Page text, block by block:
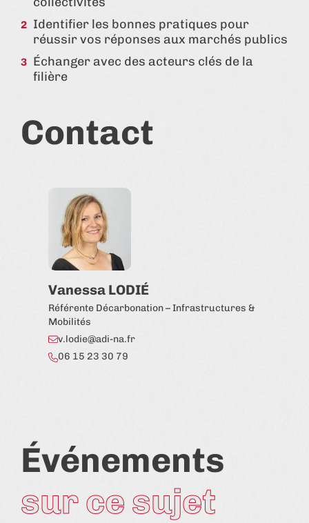
Identifier les bonnes pratiques pour
réussir vos réponses aux marchés publics
Échanger avec des acteurs clés de la
filière
Contact
Vanessa LODIÉ
Référente Décarbonation – Infrastructures &
Mobilités
v.lodie@adi-na.fr
06 15 23 30 79
Événements
sur ce sujet